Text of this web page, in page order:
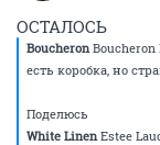
ОСТАЛОСЬ
Boucheron Boucheron
есть коробка, но
Поделюсь
White Linen Estee